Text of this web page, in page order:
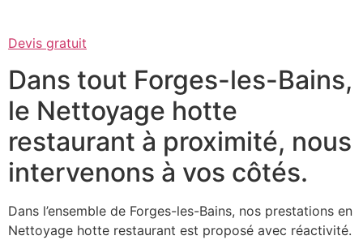
Devis gratuit
Dans tout Forges-les-Bains,
le Nettoyage hotte
restaurant à proximité, nous
intervenons à vos côtés.
Dans l’ensemble de Forges-les-Bains, nos prestations en
Nettoyage hotte restaurant est proposé avec réactivité.